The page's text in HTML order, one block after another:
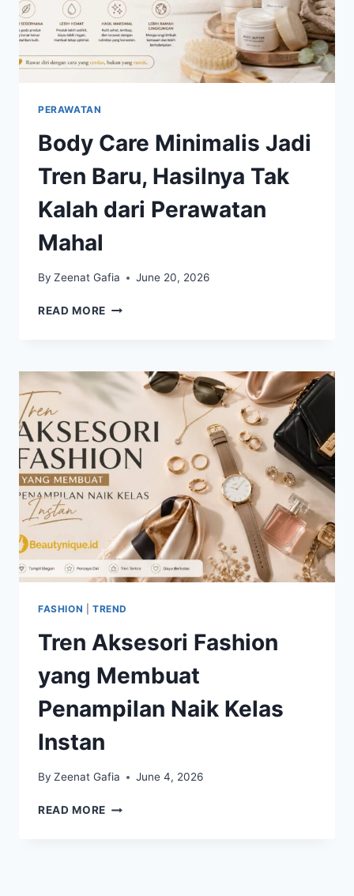
PERAWATAN
Body Care Minimalis Jadi
Tren Baru, Hasilnya Tak
Kalah dari Perawatan
Mahal
By Zeenat Gafia June 20, 2026
READ MORE BODY
TREN
BARU,
HASILNYA
TAK
KALAH
DARI
PERAWATAN
MAHAL
FASHION TREND
Tren Aksesori Fashion
yang Membuat
Penampilan Naik Kelas
Instan
By Zeenat Gafia June 4, 2026
READ MORE TREN